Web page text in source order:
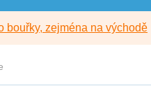
bouřky, zejména na východě